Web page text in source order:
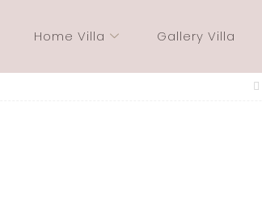
Home Villa Gallery Villa